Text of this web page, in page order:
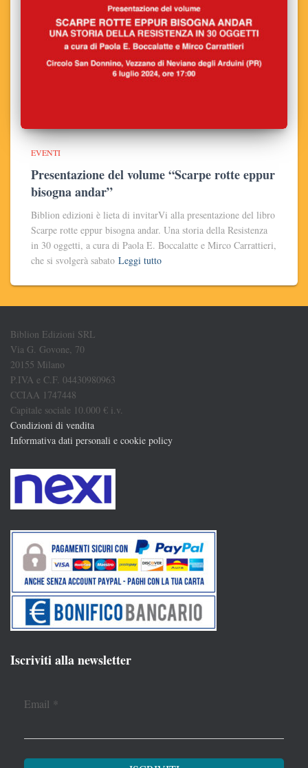
EVENTI
Presentazione del volume “Scarpe rotte eppur
bisogna andar”
Biblion edizioni è lieta di invitarVi alla presentazione del libro
Scarpe rotte eppur bisogna andar. Una storia della Resistenza
in 30 oggetti, a cura di Paola E. Boccalatte e Mirco Carrattieri,
che si svolgerà sabato Leggi tutto
Biblion Edizioni SRL
Via G. Govone, 70
20155 Milano
P.IVA e C.F. 04430980963
CCIAA 1747448
Capitale sociale 10.000 € i.v.
Condizioni di vendita
Informativa dati personali e cookie policy
Iscriviti alla newsletter
Email *